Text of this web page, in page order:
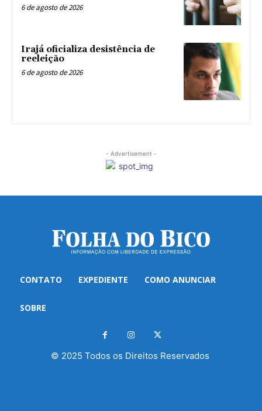
6 de agosto de 2026
Irajá oficializa desistência de
reeleição
6 de agosto de 2026
- Advertisement -
CONTATO EXPEDIENTE COMO ANUNCIAR
SOBRE
© 2025 Todos os Direitos Reservados